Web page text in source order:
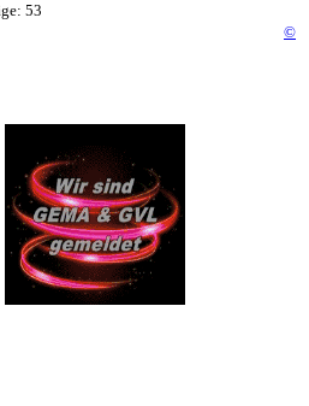
53
©